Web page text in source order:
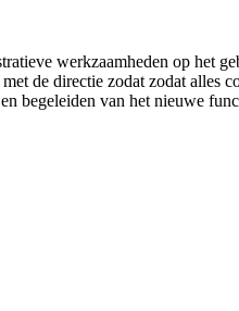
werkzaamheden op het
de directie zodat zodat
begeleiden van het nieuwe